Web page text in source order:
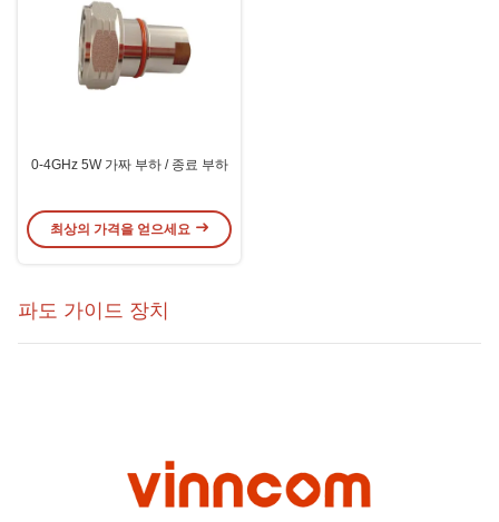
0-4GHz 5W 가짜 부하 / 종료 부하
최상의 가격을 얻으세요
파도 가이드 장치